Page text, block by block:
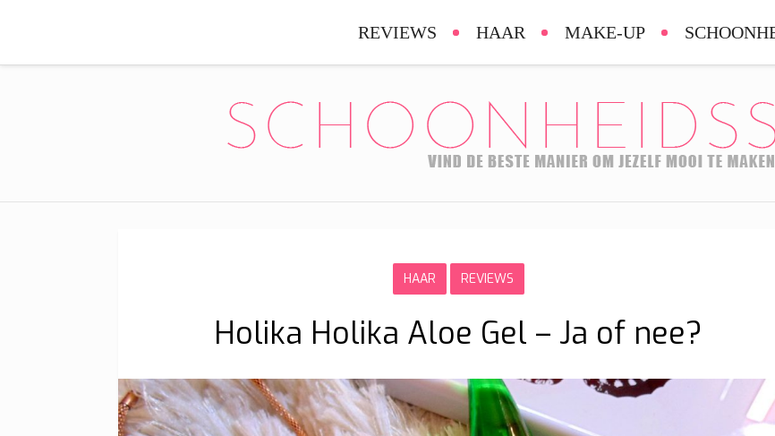
REVIEWS HAAR MAKE-UP
HAAR REVIEWS
Holika Holika Aloe Gel – Ja of nee?